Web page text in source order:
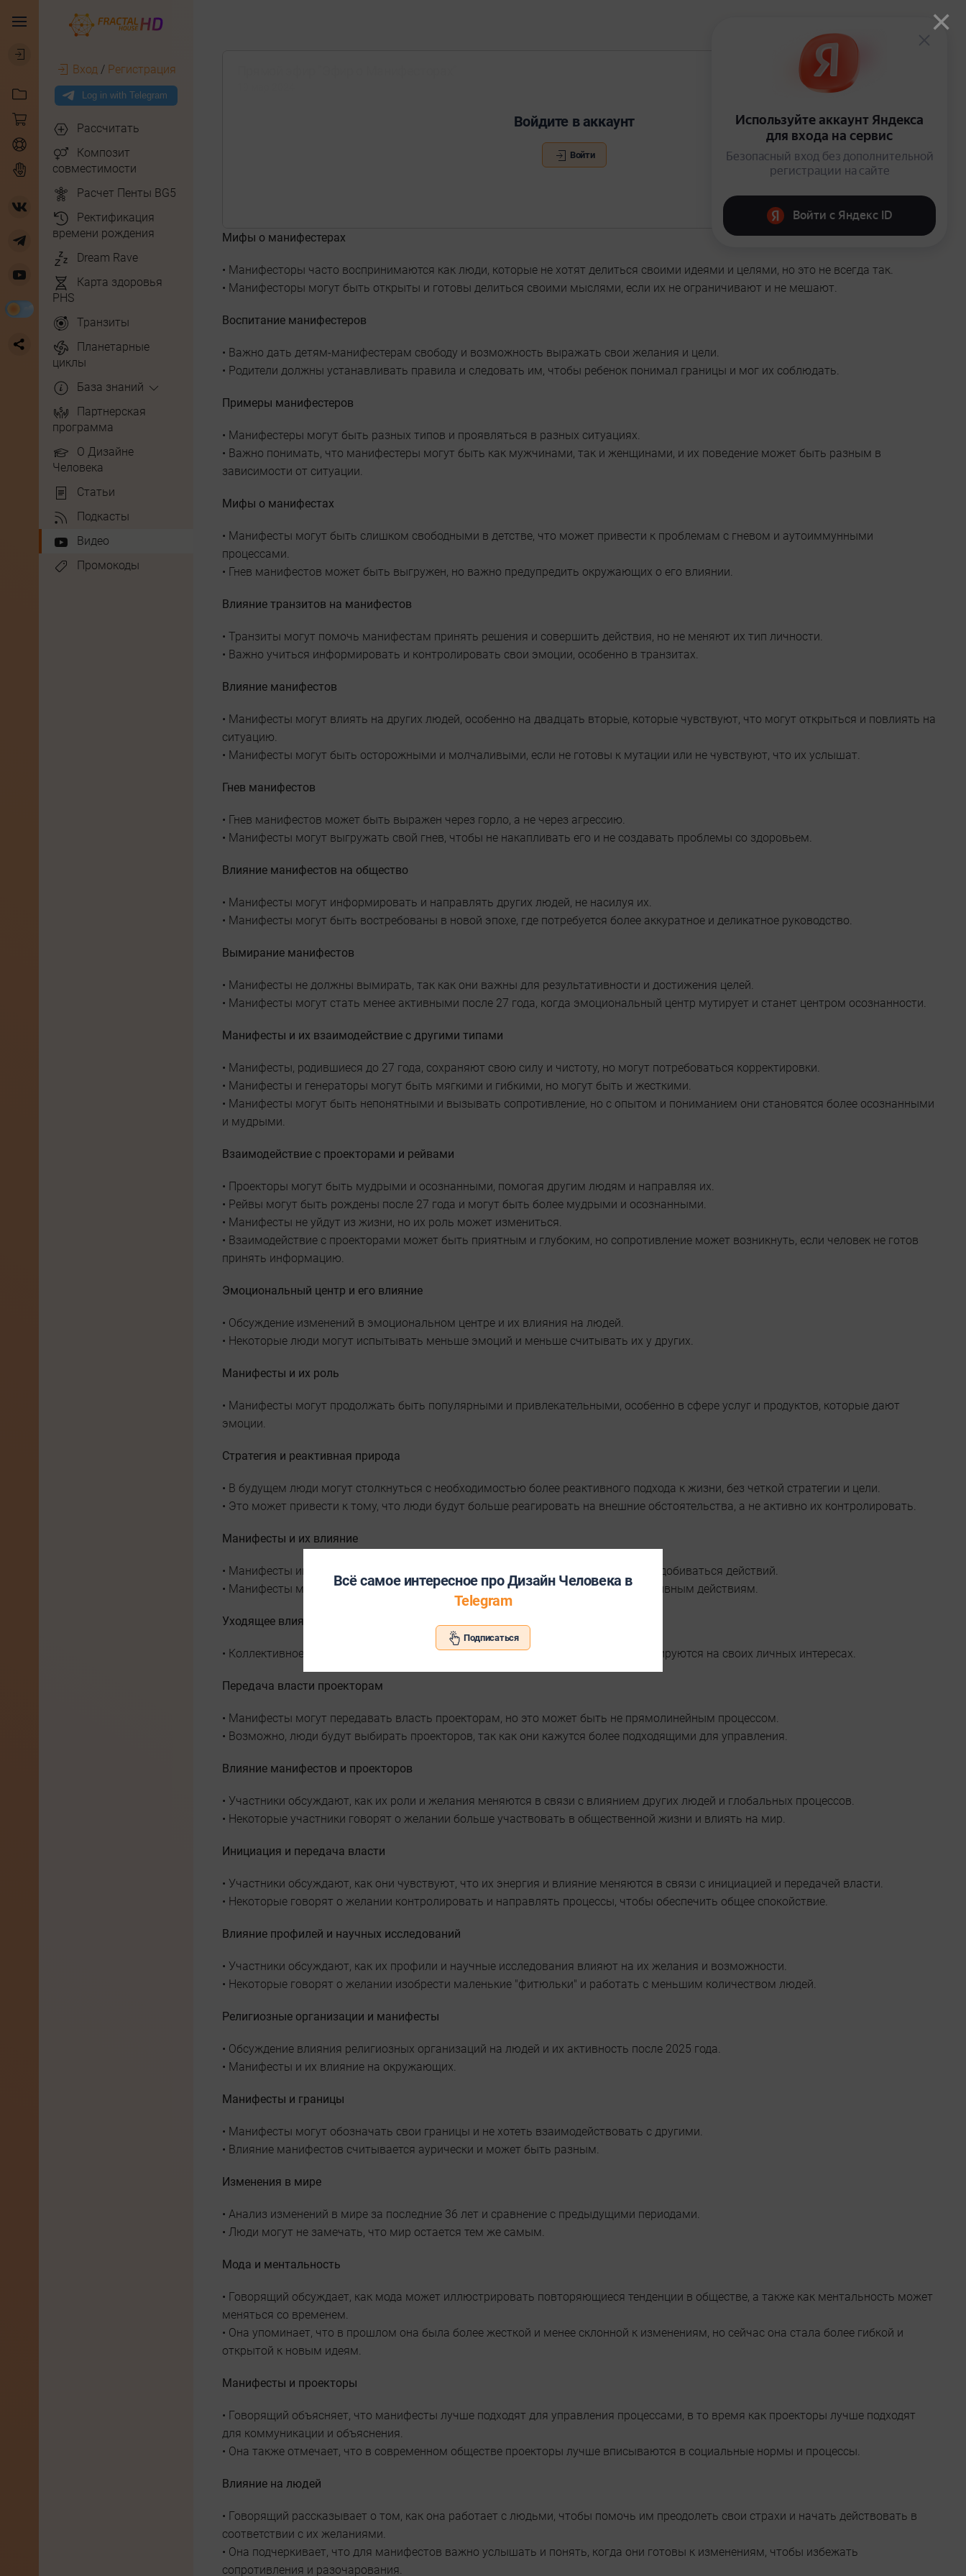
Вход / Регистрация
Рассчитать
Композит
совместимости
Расчет Пенты BG5
Ректификация
времени рождения
Dream Rave
Карта здоровья
PHS
Транзиты
Планетарные
циклы
База знаний
Партнерская
программа
О Дизайне
Человека
Статьи
Подкасты
Видео
Промокоды
Войдите в аккаунт
Войти
Мифы о манифестерах
• Манифесторы часто воспринимаются как люди, которые не хотят делиться своими идеями и целями, но это не всегда так.
• Манифесторы могут быть открыты и готовы делиться своими мыслями, если их не ограничивают и не мешают.
Воспитание манифестеров
• Важно дать детям-манифестерам свободу и возможность выражать свои желания и цели.
• Родители должны устанавливать правила и следовать им, чтобы ребенок понимал границы и мог их соблюдать.
Примеры манифестеров
• Манифестеры могут быть разных типов и проявляться в разных ситуациях.
• Важно понимать, что манифестеры могут быть как мужчинами, так и женщинами, и их поведение может быть разным в
зависимости от ситуации.
Мифы о манифестах
• Манифесты могут быть слишком свободными в детстве, что может привести к проблемам с гневом и аутоиммунными
процессами.
• Гнев манифестов может быть выгружен, но важно предупредить окружающих о его влиянии.
Влияние транзитов на манифестов
• Транзиты могут помочь манифестам принять решения и совершить действия, но не меняют их тип личности.
• Важно учиться информировать и контролировать свои эмоции, особенно в транзитах.
Влияние манифестов
• Манифесты могут влиять на других людей, особенно на двадцать вторые, которые чувствуют, что могут открыться и повлиять на
ситуацию.
• Манифесты могут быть осторожными и молчаливыми, если не готовы к мутации или не чувствуют, что их услышат.
Гнев манифестов
• Гнев манифестов может быть выражен через горло, а не через агрессию.
• Манифесты могут выгружать свой гнев, чтобы не накапливать его и не создавать проблемы со здоровьем.
Влияние манифестов на общество
• Манифесты могут информировать и направлять других людей, не насилуя их.
• Манифесты могут быть востребованы в новой эпохе, где потребуется более аккуратное и деликатное руководство.
Вымирание манифестов
• Манифесты не должны вымирать, так как они важны для результативности и достижения целей.
• Манифесты могут стать менее активными после 27 года, когда эмоциональный центр мутирует и станет центром осознанности.
Манифесты и их взаимодействие с другими типами
• Манифесты, родившиеся до 27 года, сохраняют свою силу и чистоту, но могут потребоваться корректировки.
• Манифесты и генераторы могут быть мягкими и гибкими, но могут быть и жесткими.
• Манифесты могут быть непонятными и вызывать сопротивление, но с опытом и пониманием они становятся более осознанными
и мудрыми.
Взаимодействие с проекторами и рейвами
• Проекторы могут быть мудрыми и осознанными, помогая другим людям и направляя их.
• Рейвы могут быть рождены после 27 года и могут быть более мудрыми и осознанными.
• Манифесты не уйдут из жизни, но их роль может измениться.
• Взаимодействие с проекторами может быть приятным и глубоким, но сопротивление может возникнуть, если человек не готов
принять информацию.
Эмоциональный центр и его влияние
• Обсуждение изменений в эмоциональном центре и их влияния на людей.
• Некоторые люди могут испытывать меньше эмоций и меньше считывать их у других.
Манифесты и их роль
• Манифесты могут продолжать быть популярными и привлекательными, особенно в сфере услуг и продуктов, которые дают
эмоции.
Стратегия и реактивная природа
• В будущем люди могут столкнуться с необходимостью более реактивного подхода к жизни, без четкой стратегии и цели.
• Это может привести к тому, что люди будут больше реагировать на внешние обстоятельства, а не активно их контролировать.
Манифесты и их влияние
• Манифесты имеют пробивную силу и информированность, но не всегда умеют добиваться действий.
• Манифесты могут быть более мягкими и логичными, но не всегда готовы к активным действиям.
Уходящее влияние эмоционального центра
• Коллективное сознание и забота о ближних уходят на второй план, люди фокусируются на своих личных интересах.
Передача власти проекторам
• Манифесты могут передавать власть проекторам, но это может быть не прямолинейным процессом.
• Возможно, люди будут выбирать проекторов, так как они кажутся более подходящими для управления.
Влияние манифестов и проекторов
• Участники обсуждают, как их роли и желания меняются в связи с влиянием других людей и глобальных процессов.
• Некоторые участники говорят о желании больше участвовать в общественной жизни и влиять на мир.
Инициация и передача власти
• Участники обсуждают, как они чувствуют, что их энергия и влияние меняются в связи с инициацией и передачей власти.
• Некоторые говорят о желании контролировать и направлять процессы, чтобы обеспечить общее спокойствие.
Влияние профилей и научных исследований
• Участники обсуждают, как их профили и научные исследования влияют на их желания и возможности.
• Некоторые говорят о желании изобрести маленькие "фитюльки" и работать с меньшим количеством людей.
Религиозные организации и манифесты
• Обсуждение влияния религиозных организаций на людей и их активность после 2025 года.
• Манифесты и их влияние на окружающих.
Манифесты и границы
• Манифесты могут обозначать свои границы и не хотеть взаимодействовать с другими.
• Влияние манифестов считывается аурически и может быть разным.
Изменения в мире
• Анализ изменений в мире за последние 36 лет и сравнение с предыдущими периодами.
• Люди могут не замечать, что мир остается тем же самым.
Мода и ментальность
• Говорящий обсуждает, как мода может иллюстрировать повторяющиеся тенденции в обществе, а также как ментальность может
меняться со временем.
• Она упоминает, что в прошлом она была более жесткой и менее склонной к изменениям, но сейчас она стала более гибкой и
открытой к новым идеям.
Манифесты и проекторы
• Говорящий объясняет, что манифесты лучше подходят для управления процессами, в то время как проекторы лучше подходят
для коммуникации и объяснения.
• Она также отмечает, что в современном обществе проекторы лучше вписываются в социальные нормы и процессы.
Влияние на людей
• Говорящий рассказывает о том, как она работает с людьми, чтобы помочь им преодолеть свои страхи и начать действовать в
соответствии с их желаниями.
• Она подчеркивает, что для манифестов важно услышать и понять, когда они готовы к изменениям, чтобы избежать
сопротивления и разочарования.
×
Всё самое интересное про Дизайн Человека в
Telegram
Подписаться